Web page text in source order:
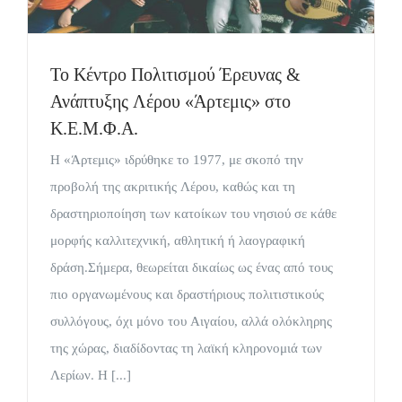
Το Κέντρο Πολιτισμού Έρευνας &
Ανάπτυξης Λέρου «Άρτεμις» στο
Κ.Ε.Μ.Φ.Α.
Η «Άρτεμις» ιδρύθηκε το 1977, με σκοπό την
προβολή της ακριτικής Λέρου, καθώς και τη
δραστηριοποίηση των κατοίκων του νησιού σε κάθε
μορφής καλλιτεχνική, αθλητική ή λαογραφική
δράση.Σήμερα, θεωρείται δικαίως ως ένας από τους
πιο οργανωμένους και δραστήριους πολιτιστικούς
συλλόγους, όχι μόνο του Αιγαίου, αλλά ολόκληρης
της χώρας, διαδίδοντας τη λαϊκή κληρονομιά των
Λερίων. Η [...]